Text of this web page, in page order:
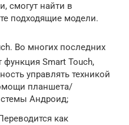
смогут найти в
подходящие модели.
Во многих последних
функция Smart Touch,
управлять техникой
планшета/
Андроид;
как